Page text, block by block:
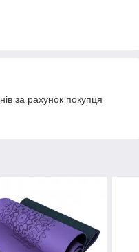
за рахунок покупця